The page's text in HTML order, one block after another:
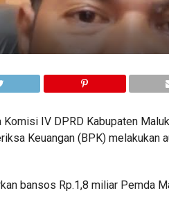
IV DPRD Kabupaten
Keuangan (BPK) melakukan
bansos Rp.1,8 miliar Pemda